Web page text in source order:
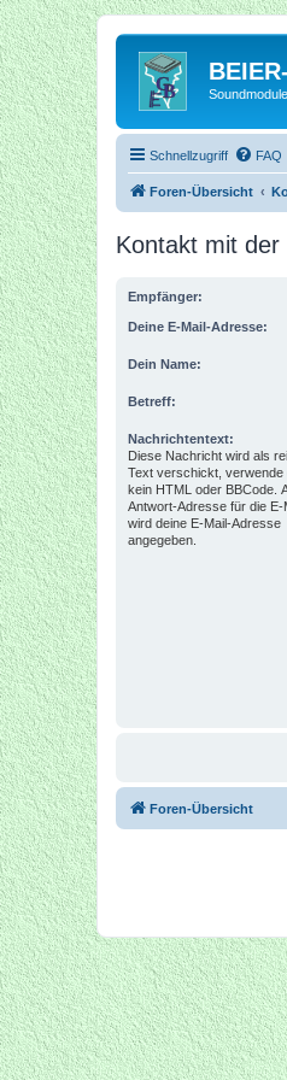
Schnellzugriff FAQ
Foren-Übersicht
Kontakt mit
Empfänger:
Deine E-Mail-Adresse:
Dein Name:
Betreff:
Nachrichtentext:
Diese Nachricht wird als
Text verschickt, verwende
kein HTML oder BBCode.
Antwort-Adresse für die E-
wird deine E-Mail-Adresse
angegeben.
Foren-Übersicht